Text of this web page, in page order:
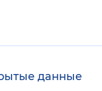
данные